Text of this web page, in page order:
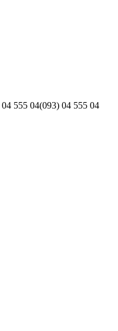
04 555 04(093) 04 555 04